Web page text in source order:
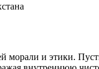
морали и этики.